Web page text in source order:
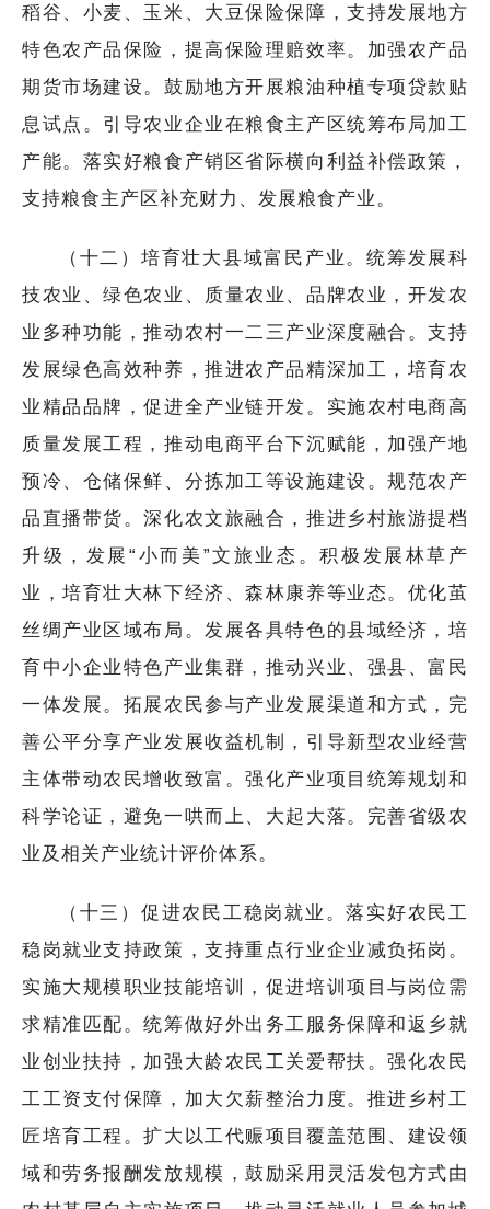
稻谷、小麦、玉米、大豆保险保障，支持发展地方
特色农产品保险，提高保险理赔效率。加强农产品
期货市场建设。鼓励地方开展粮油种植专项贷款贴
息试点。引导农业企业在粮食主产区统筹布局加工
产能。落实好粮食产销区省际横向利益补偿政策，
支持粮食主产区补充财力、发展粮食产业。
（十二）培育壮大县域富民产业。统筹发展科
技农业、绿色农业、质量农业、品牌农业，开发农
业多种功能，推动农村一二三产业深度融合。支持
发展绿色高效种养，推进农产品精深加工，培育农
业精品品牌，促进全产业链开发。实施农村电商高
质量发展工程，推动电商平台下沉赋能，加强产地
预冷、仓储保鲜、分拣加工等设施建设。规范农产
品直播带货。深化农文旅融合，推进乡村旅游提档
升级，发展“小而美”文旅业态。积极发展林草产
业，培育壮大林下经济、森林康养等业态。优化茧
丝绸产业区域布局。发展各具特色的县域经济，培
育中小企业特色产业集群，推动兴业、强县、富民
一体发展。拓展农民参与产业发展渠道和方式，完
善公平分享产业发展收益机制，引导新型农业经营
主体带动农民增收致富。强化产业项目统筹规划和
科学论证，避免一哄而上、大起大落。完善省级农
业及相关产业统计评价体系。
（十三）促进农民工稳岗就业。落实好农民工
稳岗就业支持政策，支持重点行业企业减负拓岗。
实施大规模职业技能培训，促进培训项目与岗位需
求精准匹配。统筹做好外出务工服务保障和返乡就
业创业扶持，加强大龄农民工关爱帮扶。强化农民
工工资支付保障，加大欠薪整治力度。推进乡村工
匠培育工程。扩大以工代赈项目覆盖范围、建设领
域和劳务报酬发放规模，鼓励采用灵活发包方式由